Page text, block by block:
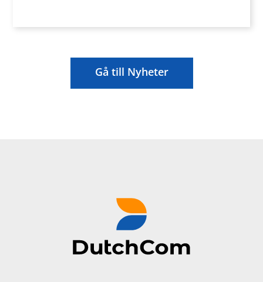
Gå till Nyheter